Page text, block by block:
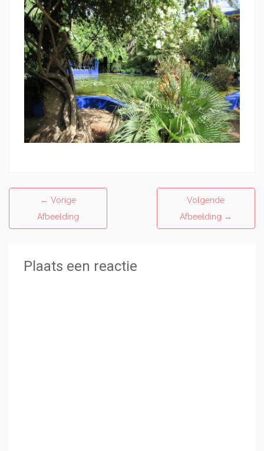
← Vorige
Afbeelding
Volgende
Afbeelding →
Plaats een reactie